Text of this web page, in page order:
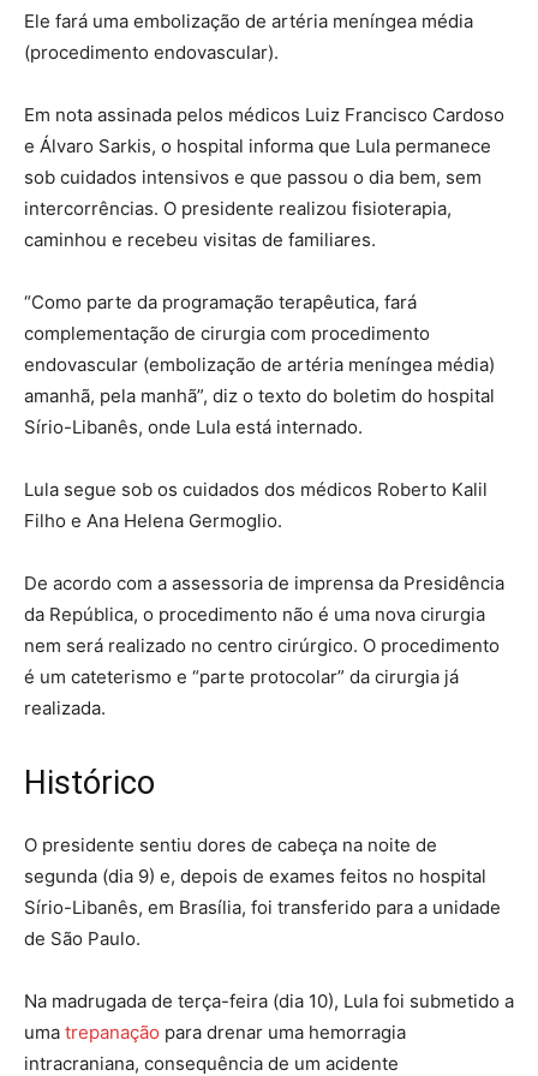
Ele fará uma embolização de artéria meníngea média
(procedimento endovascular).
Em nota assinada pelos médicos Luiz Francisco Cardoso
e Álvaro Sarkis, o hospital informa que Lula permanece
sob cuidados intensivos e que passou o dia bem, sem
intercorrências. O presidente realizou fisioterapia,
caminhou e recebeu visitas de familiares.
“Como parte da programação terapêutica, fará
complementação de cirurgia com procedimento
endovascular (embolização de artéria meníngea média)
amanhã, pela manhã”, diz o texto do boletim do hospital
Sírio-Libanês, onde Lula está internado.
Lula segue sob os cuidados dos médicos Roberto Kalil
Filho e Ana Helena Germoglio.
De acordo com a assessoria de imprensa da Presidência
da República, o procedimento não é uma nova cirurgia
nem será realizado no centro cirúrgico. O procedimento
é um cateterismo e “parte protocolar” da cirurgia já
realizada.
Histórico
O presidente sentiu dores de cabeça na noite de
segunda (dia 9) e, depois de exames feitos no hospital
Sírio-Libanês, em Brasília, foi transferido para a unidade
de São Paulo.
Na madrugada de terça-feira (dia 10), Lula foi submetido a
uma trepanação para drenar uma hemorragia
intracraniana, consequência de um acidente